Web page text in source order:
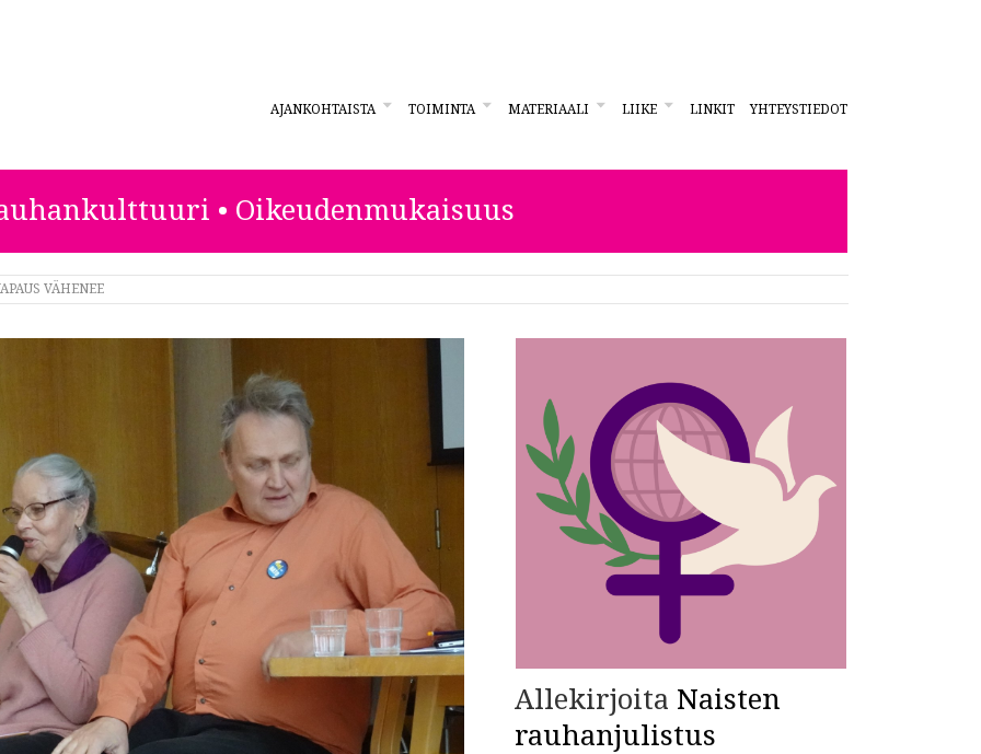
AJANKOHTAISTA TOIMINTA MATERIAALI LIIKE LINKIT YHTEYSTIEDOT
• Oikeudenmukaisuus
VÄHENEE
Allekirjoita Naisten
rauhanjulistus